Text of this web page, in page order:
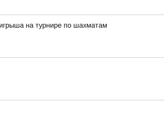
на турнире по шахматам